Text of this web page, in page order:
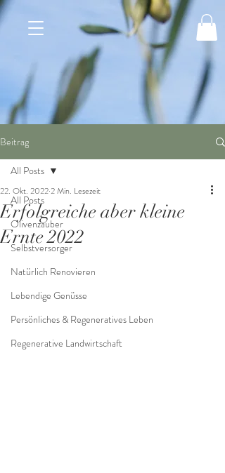
Beitrag
All Posts
Olivenzauber
Selbstversorger
Natürlich Renovieren
Lebendige Genüsse
Persönliches & Regeneratives Leben
Regenerative Landwirtschaft
All Posts
Erfolgreiche aber kleine
Ernte 2022
22. Okt. 20222 Min. Lesezeit